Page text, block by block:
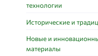
технологии
Исторические и
Новые и
материалы